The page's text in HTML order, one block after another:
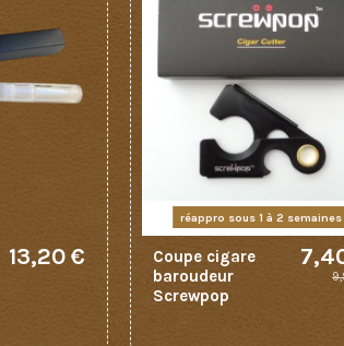
13,20 €
réappro sous 1 à 2 semaines
Coupe cigare
baroudeur
Screwpop